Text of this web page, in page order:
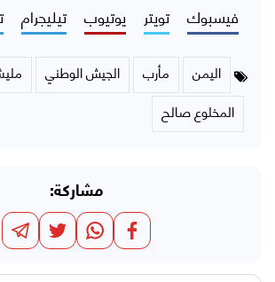
فيسبوك تويتر يوتيوب تيليجرام
اليمن مأرب الجيش الوطني
المخلوع صالح
مشاركة: